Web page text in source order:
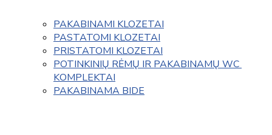
PAKABINAMI KLOZETAI
PASTATOMI KLOZETAI
PRISTATOMI KLOZETAI
POTINKINIŲ RĖMŲ IR PAKABINAMŲ WC
KOMPLEKTAI
PAKABINAMA BIDE